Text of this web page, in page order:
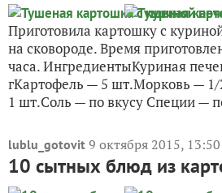
Приготовила картошку с
на сковороде. Время
часа. ИнгредиентыКуриная
гКартофель — 5 шт.Морковь —
1 шт.Соль — по вкусу Специи —
lublu_gotovit 9 октября 2015, 13:50
10 сытных блюд из